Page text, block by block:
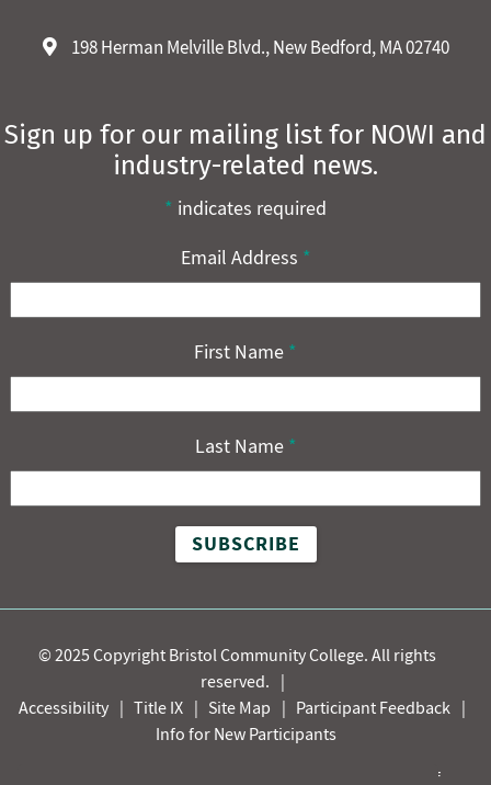
198 Herman Melville Blvd., New Bedford, MA 02740
Sign up for our mailing list for NOWI and
industry-related news.
* indicates required
Email Address *
First Name *
Last Name *
© 2025 Copyright Bristol Community College. All rights
reserved.
Accessibility
Title IX Site Map
Participant Feedback
Info for New Participants
Bristol Community College is committed to a policy of